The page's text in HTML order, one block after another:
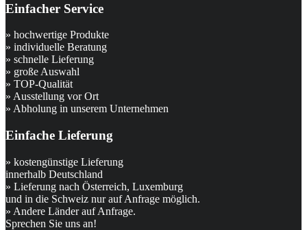
Einfacher Service
» hochwertige Produkte
» individuelle Beratung
» schnelle Lieferung
» große Auswahl
» TOP-Qualität
» Ausstellung vor Ort
» Abholung in unserem Unternehmen
Einfache Lieferung
» kostengünstige Lieferung
innerhalb Deutschland
» Lieferung nach Österreich, Luxemburg
und in die Schweiz nur auf Anfrage möglich.
» Andere Länder auf Anfrage.
Sprechen Sie uns an!